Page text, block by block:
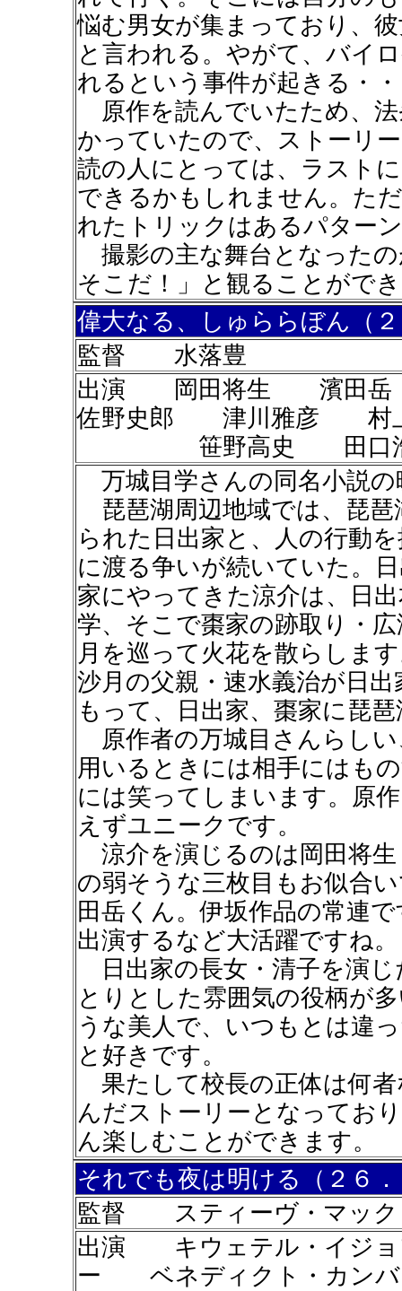
悩む男女が集まっており、
と言われる。やがて、バイ
れるという事件が起きる・
原作を読んでいたため、
かっていたので、ストーリ
読の人にとっては、ラスト
できるかもしれません。た
れたトリックはあるパター
撮影の主な舞台となった
そこだ！」と観ることがで
偉大なる、しゅららぼん（
監督 水落豊
出演 岡田将生 濱田
佐野史郎 津川雅彦 村
笹野高史 田口浩
万城目学さんの同名小説の
琵琶湖周辺地域では、琵琶
られた日出家と、人の行動
に渡る争いが続いていた。
家にやってきた涼介は、日
学、そこで棗家の跡取り・
月を巡って火花を散らしま
沙月の父親・速水義治が日
もって、日出家、棗家に琵
原作者の万城目さんらしい
用いるときには相手にはも
には笑ってしまいます。原
えずユニークです。
涼介を演じるのは岡田将
の弱そうな三枚目もお似合
田岳くん。伊坂作品の常連
出演するなど大活躍ですね。
日出家の長女・清子を演
とりとした雰囲気の役柄が
うな美人で、いつもとは違
と好きです。
果たして校長の正体は何
んだストーリーとなってお
ん楽しむことができます。
それでも夜は明ける（２６
監督 スティーヴ・マック
出演 キウェテル・イジ
ー ベネディクト・カン